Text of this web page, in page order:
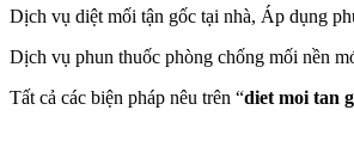
Dịch vụ diệt mối tận gốc tại nhà, Áp dụng
Dịch vụ phun thuốc phòng chống mối nền
Tất cả các biện pháp nêu trên “diet moi tan